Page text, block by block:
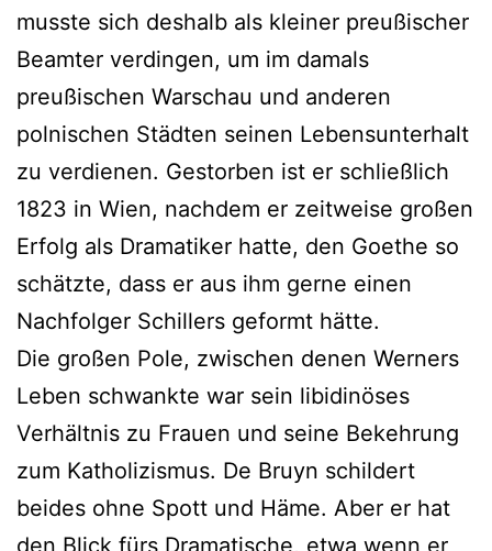
musste sich deshalb als kleiner preußischer
Beamter verdingen, um im damals
preußischen Warschau und anderen
polnischen Städten seinen Lebensunterhalt
zu verdienen. Gestorben ist er schließlich
1823 in Wien, nachdem er zeitweise großen
Erfolg als Dramatiker hatte, den Goethe so
schätzte, dass er aus ihm gerne einen
Nachfolger Schillers geformt hätte.
Die großen Pole, zwischen denen Werners
Leben schwankte war sein libidinöses
Verhältnis zu Frauen und seine Bekehrung
zum Katholizismus. De Bruyn schildert
beides ohne Spott und Häme. Aber er hat
den Blick fürs Dramatische, etwa wenn er